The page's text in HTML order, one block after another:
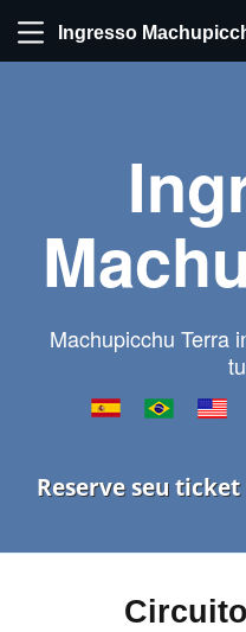
Ingresso
Machupicchu Terra
Reserve seu